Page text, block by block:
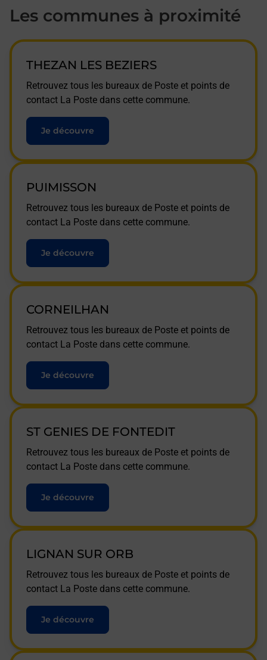
Les communes à proximité
THEZAN LES BEZIERS
Retrouvez tous les bureaux de Poste et points de
contact La Poste dans cette commune.
Je découvre
PUIMISSON
Retrouvez tous les bureaux de Poste et points de
contact La Poste dans cette commune.
Je découvre
CORNEILHAN
Retrouvez tous les bureaux de Poste et points de
contact La Poste dans cette commune.
Je découvre
ST GENIES DE FONTEDIT
Retrouvez tous les bureaux de Poste et points de
contact La Poste dans cette commune.
Je découvre
LIGNAN SUR ORB
Retrouvez tous les bureaux de Poste et points de
contact La Poste dans cette commune.
Je découvre